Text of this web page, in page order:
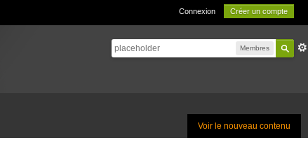
Connexion Créer un compte
Membres
Voir le nouveau contenu